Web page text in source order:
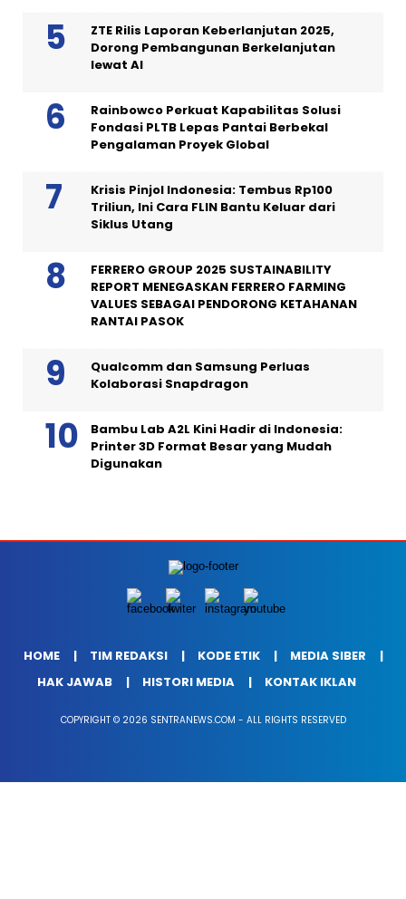
ZTE Rilis Laporan Keberlanjutan 2025,
Dorong Pembangunan Berkelanjutan
lewat AI
Rainbowco Perkuat Kapabilitas Solusi
Fondasi PLTB Lepas Pantai Berbekal
Pengalaman Proyek Global
Krisis Pinjol Indonesia: Tembus Rp100
Triliun, Ini Cara FLIN Bantu Keluar dari
Siklus Utang
FERRERO GROUP 2025 SUSTAINABILITY
REPORT MENEGASKAN FERRERO FARMING
VALUES SEBAGAI PENDORONG KETAHANAN
RANTAI PASOK
Qualcomm dan Samsung Perluas
Kolaborasi Snapdragon
Bambu Lab A2L Kini Hadir di Indonesia:
Printer 3D Format Besar yang Mudah
Digunakan
HOME TIM REDAKSI KODE ETIK
MEDIA SIBER
HAK JAWAB
HISTORI MEDIA KONTAK IKLAN
COPYRIGHT © 2026 SENTRANEWS.COM - ALL RIGHTS RESERVED